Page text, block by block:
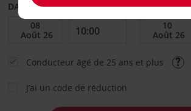
DATE DE DÉBUT DATE DE FIN
Conducteur âgé de 25 ans et plus
J’ai un code de réduction